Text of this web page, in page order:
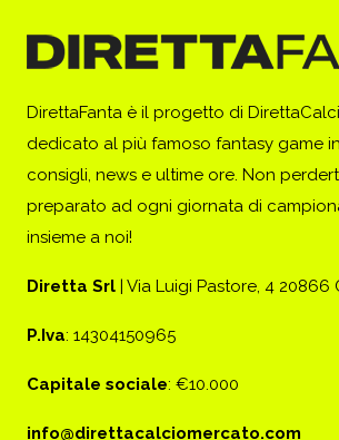
DirettaFanta è il progetto di
dedicato al più famoso fantasy game
consigli, news e ultime ore. Non
preparato ad ogni giornata di
insieme a noi!
Diretta Srl | Via Luigi Pastore, 4 20866
P.Iva: 14304150965
Capitale sociale: €10.000
info@direttacalciomercato.com